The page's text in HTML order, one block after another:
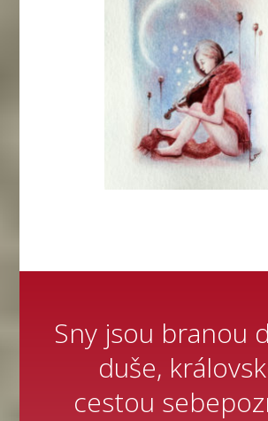
Sny jsou branou
duše,
cestou